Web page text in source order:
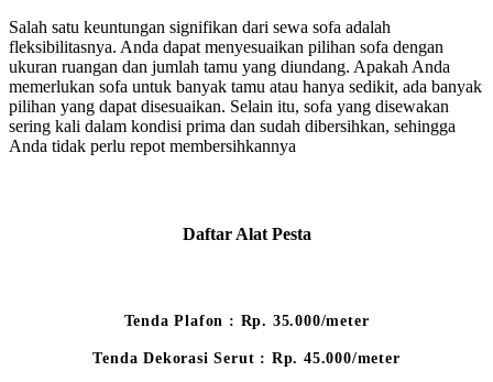
Salah satu keuntungan signifikan dari sewa sofa adalah
fleksibilitasnya. Anda dapat menyesuaikan pilihan sofa dengan
ukuran ruangan dan jumlah tamu yang diundang. Apakah Anda
memerlukan sofa untuk banyak tamu atau hanya sedikit, ada banyak
pilihan yang dapat disesuaikan. Selain itu, sofa yang disewakan
sering kali dalam kondisi prima dan sudah dibersihkan, sehingga
Anda tidak perlu repot membersihkannya
Daftar Alat Pesta
Tenda Plafon : Rp. 35.000/meter
Tenda Dekorasi Serut : Rp. 45.000/meter